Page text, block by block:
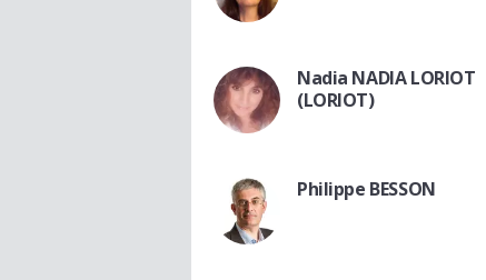
Nadia NADIA LORIOT
(LORIOT)
Philippe BESSON